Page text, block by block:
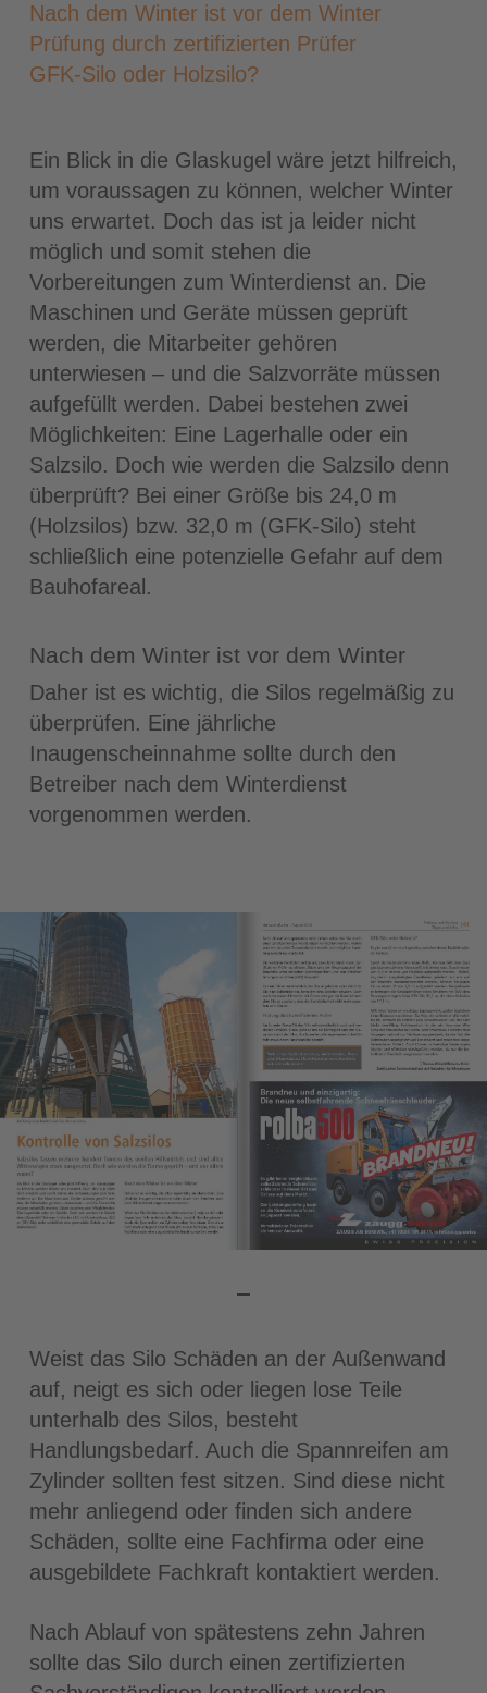
Nach dem Winter ist vor dem Winter
Prüfung durch zertifizierten Prüfer
GFK-Silo oder Holzsilo?
Ein Blick in die Glaskugel wäre jetzt hilfreich,
um voraussagen zu können, welcher Winter
uns erwartet. Doch das ist ja leider nicht
möglich und somit stehen die
Vorbereitungen zum Winterdienst an. Die
Maschinen und Geräte müssen geprüft
werden, die Mitarbeiter gehören
unterwiesen – und die Salzvorräte müssen
aufgefüllt werden. Dabei bestehen zwei
Möglichkeiten: Eine Lagerhalle oder ein
Salzsilo. Doch wie werden die Salzsilo denn
überprüft? Bei einer Größe bis 24,0 m
(Holzsilos) bzw. 32,0 m (GFK-Silo) steht
schließlich eine potenzielle Gefahr auf dem
Bauhofareal.
Nach dem Winter ist vor dem Winter
Daher ist es wichtig, die Silos regelmäßig zu
überprüfen. Eine jährliche
Inaugenscheinnahme sollte durch den
Betreiber nach dem Winterdienst
vorgenommen werden.
Weist das Silo Schäden an der Außenwand
auf, neigt es sich oder liegen lose Teile
unterhalb des Silos, besteht
Handlungsbedarf. Auch die Spannreifen am
Zylinder sollten fest sitzen. Sind diese nicht
mehr anliegend oder finden sich andere
Schäden, sollte eine Fachfirma oder eine
ausgebildete Fachkraft kontaktiert werden.
Nach Ablauf von spätestens zehn Jahren
sollte das Silo durch einen zertifizierten